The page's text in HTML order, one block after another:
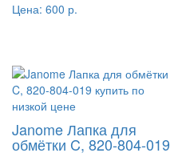
Цена: 600 р.
Janome Лапка для
обмётки C, 820-804-019